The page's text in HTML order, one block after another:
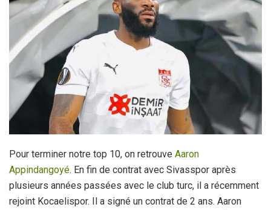
Pour terminer notre top 10, on retrouve Aaron
Appindangoyé. En fin de contrat avec Sivasspor après
plusieurs années passées avec le club turc, il a récemment
rejoint Kocaelispor. Il a signé un contrat de 2 ans. Aaron